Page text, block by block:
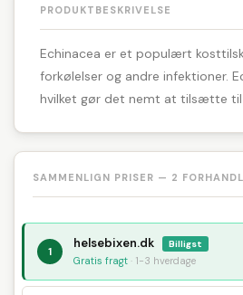
PRODUKTBESKRIVELSE
Echinacea er et populært
forkølelser og andre infektioner.
hvilket gør det nemt at tilsætte til
SAMMENLIGN PRISER — 2
1
helsebixen.dk Billigst
Gratis fragt · 1-3 hverdage